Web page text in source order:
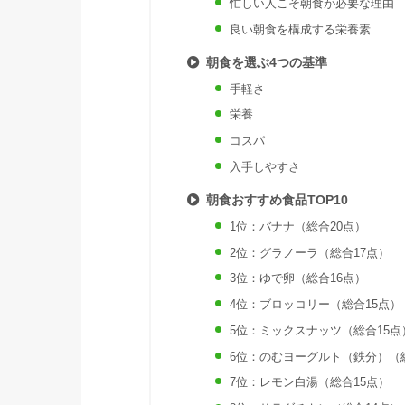
忙しい人こそ朝食が必要な理由
良い朝食を構成する栄養素
朝食を選ぶ4つの基準
手軽さ
栄養
コスパ
入手しやすさ
朝食おすすめ食品TOP10
1位：バナナ（総合20点）
2位：グラノーラ（総合17点）
3位：ゆで卵（総合16点）
4位：ブロッコリー（総合15点）
5位：ミックスナッツ（総合15点
6位：のむヨーグルト（鉄分）（
7位：レモン白湯（総合15点）